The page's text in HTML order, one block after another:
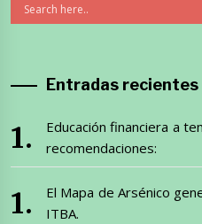
Entradas recientes
Educación financiera a
recomendaciones:
El Mapa de Arsénico
ITBA.